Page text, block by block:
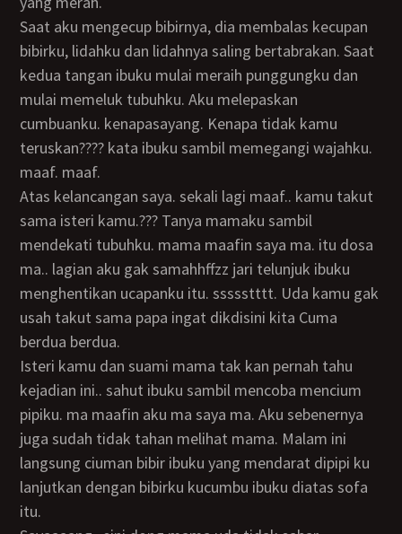
Saat aku mengecup bibirnya, dia membalas kecupan
bibirku, lidahku dan lidahnya saling bertabrakan. Saat
kedua tangan ibuku mulai meraih punggungku dan
mulai memeluk tubuhku. Aku melepaskan
cumbuanku. kenapasayang. Kenapa tidak kamu
teruskan???? kata ibuku sambil memegangi wajahku.
maaf. maaf.
atas kelancangan saya. sekali lagi maaf.. kamu takut
sama isteri kamu.??? Tanya mamaku sambil
mendekati tubuhku. mama maafin saya ma. itu dosa
ma.. lagian aku gak samahhffzz jari telunjuk ibuku
menghentikan ucapanku itu. ssssstttt. Uda kamu gak
usah takut sama papa ingat dikdisini kita Cuma
berdua berdua.
Isteri kamu dan suami mama tak kan pernah tahu
kejadian ini.. sahut ibuku sambil mencoba mencium
pipiku. ma maafin aku ma saya ma. Aku sebenernya
juga sudah tidak tahan melihat mama. Malam ini
langsung ciuman bibir ibuku yang mendarat dipipi ku
lanjutkan dengan bibirku kucumbu ibuku diatas sofa
itu.